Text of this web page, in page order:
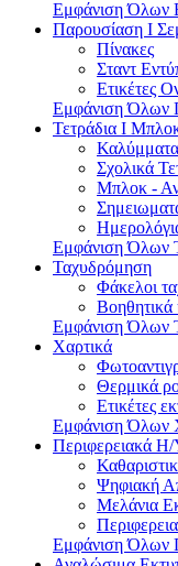
Εμφάνιση Όλων
Παρουσίαση I
Πίνακες
Σταντ
Ετικέτες
Εμφάνιση Όλων
Τετράδια I
Καλύμματα
Σχολικά
Μπλοκ -
Εμφάνιση Όλων
Ταχυδρόμηση
Φάκελοι
Βοηθητικά
Εμφάνιση Όλων
Χαρτικά
Θερμικά
Ετικέτες
Εμφάνιση Όλων
Περιφερειακά
Ψηφιακή
Μελάνια
Εμφάνιση Όλων